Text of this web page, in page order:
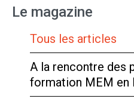
Le magazine
Tous les articles
A la rencontre des
formation MEM en